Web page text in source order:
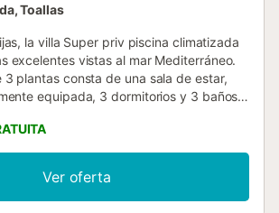
Toallas
la villa Super priv piscina climatizada
excelentes vistas al mar Mediterráneo.
plantas consta de una sala de estar,
equipada, 3 dormitorios y 3 baños y
Wi-Fi de alta velocidad (apto para
un espacio de trabajo dedicado para
una smart TV con servicios de
un ventilador, una lavadora,
También hay una trona y 2 cunas.
Ver oferta